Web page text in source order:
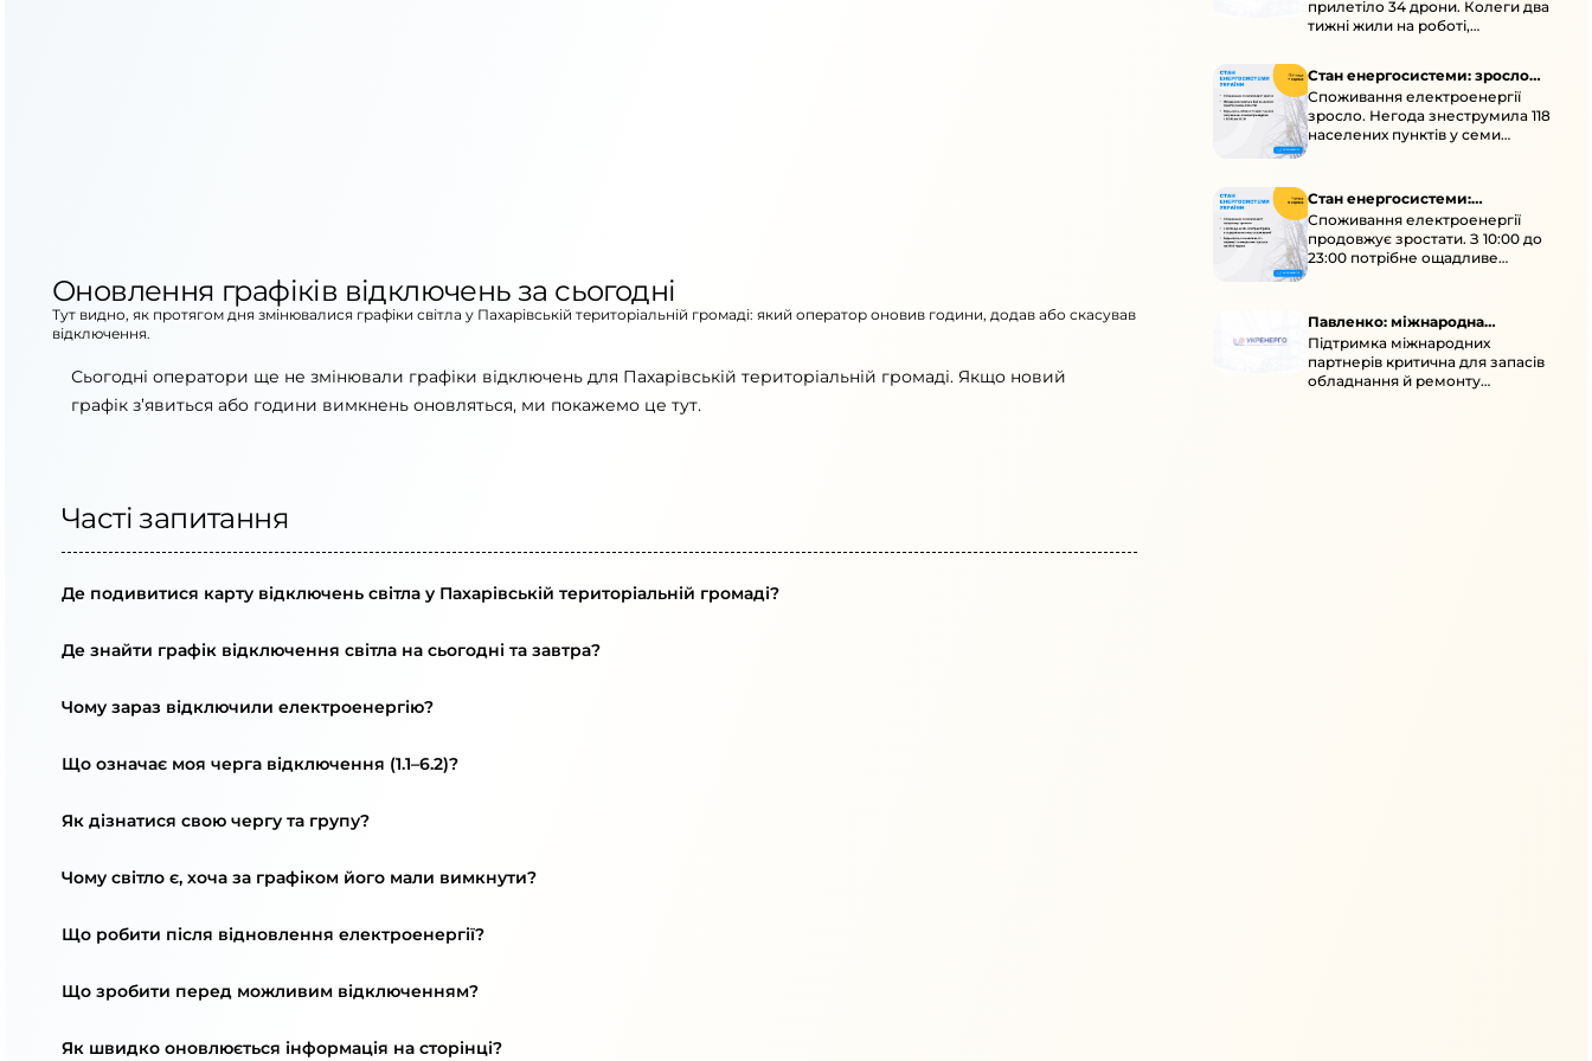
Оновлення графіків відключень за сьогодні
Тут видно, як протягом дня змінювалися графіки світла у Пахарівській територіальній громаді: який оператор оновив години, додав або скасував
відключення.
Сьогодні оператори ще не змінювали графіки відключень для Пахарівській територіальній громаді. Якщо новий
графік з’явиться або години вимкнень оновляться, ми покажемо це тут.
Часті запитання
Де подивитися карту відключень світла у Пахарівській територіальній громаді?
Де знайти графік відключення світла на сьогодні та завтра?
Чому зараз відключили електроенергію?
Що означає моя черга відключення (1.1–6.2)?
Як дізнатися свою чергу та групу?
Чому світло є, хоча за графіком його мали вимкнути?
Що робити після відновлення електроенергії?
Що зробити перед можливим відключенням?
Як швидко оновлюється інформація на сторінці?
прилетіло 34 дрони. Колеги два
тижні жили на роботі,
Стан енергосистеми: зросло
споживання через негоду
Споживання електроенергії
зросло. Негода знеструмила 118
населених пунктів у семи
областях. Обмежте
електроприладами 10:00–23:00.
Стан енергосистеми:
споживання зростає
Споживання електроенергії
продовжує зростати. З 10:00 до
23:00 потрібне ощадливе
енергоспоживання, а
перенести на нічні години.
Павленко: міжнародна
підтримка для стійкості
енергосистеми
Підтримка міжнародних
партнерів критична для запасів
обладнання й ремонту